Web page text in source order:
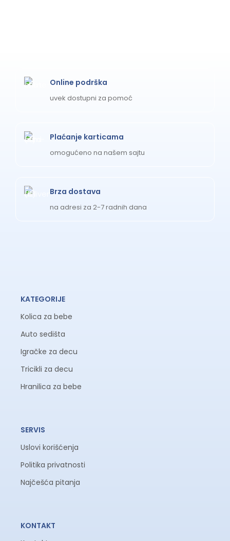
Online podrška
uvek dostupni za pomoć
Plaćanje karticama
omogućeno na našem sajtu
Brza dostava
na adresi za 2-7 radnih dana
KATEGORIJE
Kolica za bebe
Auto sedišta
Igračke za decu
Tricikli za decu
Hranilica za bebe
SERVIS
Uslovi korišćenja
Politika privatnosti
Najčešća pitanja
KONTAKT